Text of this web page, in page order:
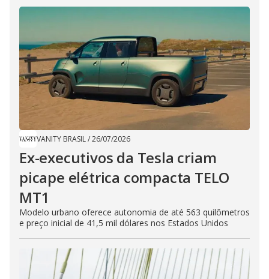
VANITY BRASIL/26/07/2026
Ex-executivos da Tesla criam
picape elétrica compacta TELO
MT1
Modelo urbano oferece autonomia de até 563 quilômetros
e preço inicial de 41,5 mil dólares nos Estados Unidos